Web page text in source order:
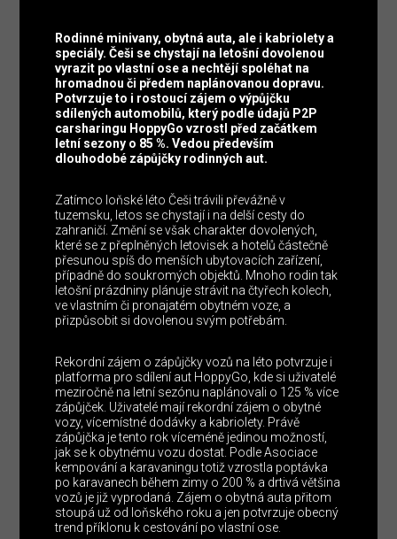
Rodinné minivany, obytná auta, ale i kabriolety a
speciály. Češi se chystají na letošní dovolenou
vyrazit po vlastní ose a nechtějí spoléhat na
hromadnou či předem naplánovanou dopravu.
Potvrzuje to i rostoucí zájem o výpůjčku
sdílených automobilů, který podle údajů P2P
carsharingu HoppyGo vzrostl před začátkem
letní sezony o 85 %. Vedou především
dlouhodobé zápůjčky rodinných aut.
Zatímco loňské léto Češi trávili převážně v
tuzemsku, letos se chystají i na delší cesty do
zahraničí. Změní se však charakter dovolených,
které se z přeplněných letovisek a hotelů částečně
přesunou spíš do menších ubytovacích zařízení,
případně do soukromých objektů. Mnoho rodin tak
letošní prázdniny plánuje strávit na čtyřech kolech,
ve vlastním či pronajatém obytném voze, a
přizpůsobit si dovolenou svým potřebám.
Rekordní zájem o zápůjčky vozů na léto potvrzuje i
platforma pro sdílení aut HoppyGo, kde si uživatelé
meziročně na letní sezónu naplánovali o 125 % více
zápůjček. Uživatelé mají rekordní zájem o obytné
vozy, vícemístné dodávky a kabriolety. Právě
zápůjčka je tento rok víceméně jedinou možností,
jak se k obytnému vozu dostat. Podle Asociace
kempování a karavaningu totiž vzrostla poptávka
po karavanech během zimy o 200 % a drtivá většina
vozů je již vyprodaná. Zájem o obytná auta přitom
stoupá už od loňského roku a jen potvrzuje obecný
trend příklonu k cestování po vlastní ose.